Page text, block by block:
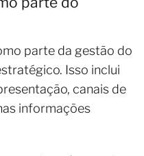
parte da gestão do
Isso inclui
canais de
informações